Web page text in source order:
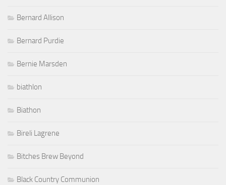
Bernard Allison
Bernard Purdie
Bernie Marsden
biathlon
Biathon
Bireli Lagrene
Bitches Brew Beyond
Black Country Communion